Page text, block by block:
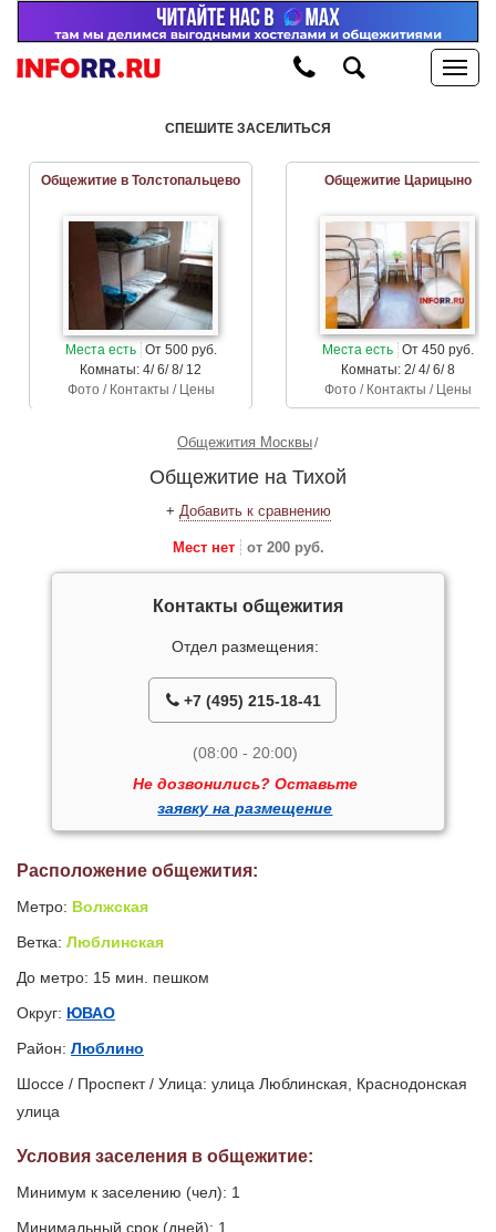
СПЕШИТЕ ЗАСЕЛИТЬСЯ
Общежитие в Толстопальцево
Места есть От 500 руб.
Комнаты: 4/ 6/ 8/ 12
Фото / Контакты / Цены
Общежитие Царицыно
Места есть От 450 руб.
Комнаты: 2/ 4/ 6/ 8
Фото / Контакты / Цены
Общежития Москвы
Общежитие на Тихой
+ Добавить к сравнению
Мест нет от 200 руб.
Контакты общежития
Отдел размещения:
+7 (495) 215-18-41
(08:00 - 20:00)
Не дозвонились? Оставьте
заявку на размещение
Расположение общежития:
Метро: Волжская
Ветка: Люблинская
До метро: 15 мин. пешком
Округ: ЮВАО
Район: Люблино
Шоссе / Проспект / Улица: улица Люблинская, Краснодонская
улица
Условия заселения в общежитие:
Минимум к заселению (чел): 1
Минимальный срок (дней): 1